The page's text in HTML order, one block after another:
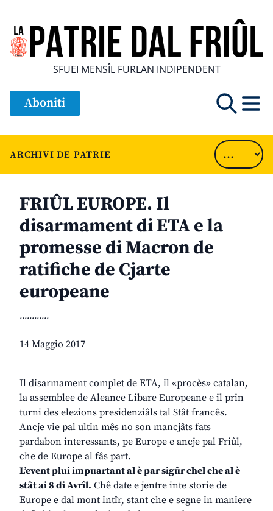
SFUEI MENSÎL FURLAN INDIPENDENT
Aboniti
ARCHIVI DE PATRIE
FRIÛL EUROPE. Il
disarmament di ETA e la
promesse di Macron de
ratifiche de Cjarte
europeane
............
14 Maggio 2017
Il disarmament complet de ETA, il «procès» catalan,
la assemblee de Aleance Libare Europeane e il prin
turni des elezions presidenziâls tal Stât francês.
Ancje vie pal ultin mês no son mancjâts fats
pardabon interessants, pe Europe e ancje pal Friûl,
che de Europe al fâs part.
L’event plui impuartant al è par sigûr chel che al è
stât ai 8 di Avrîl. Chê date e jentre inte storie de
Europe e dal mont intîr, stant che e segne in maniere